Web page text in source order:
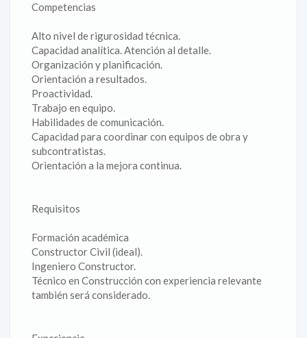
Competencias
Alto nivel de rigurosidad técnica.
Capacidad analítica. Atención al detalle.
Organización y planificación.
Orientación a resultados.
Proactividad.
Trabajo en equipo.
Habilidades de comunicación.
Capacidad para coordinar con equipos de obra y
subcontratistas.
Orientación a la mejora continua.
Requisitos
Formación académica
Constructor Civil (ideal).
Ingeniero Constructor.
Técnico en Construcción con experiencia relevante
también será considerado.